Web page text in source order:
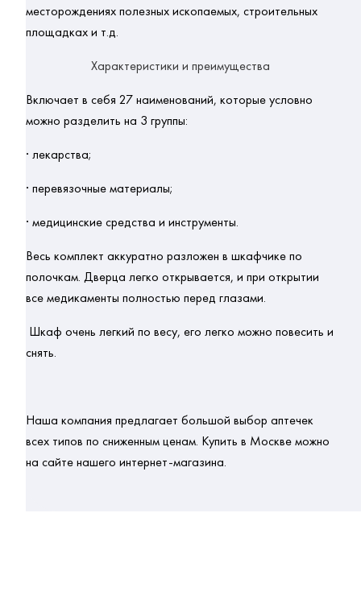
месторождениях полезных ископаемых, строительных
площадках и т.д.
Характеристики и преимущества
Включает в себя 27 наименований, которые условно
можно разделить на 3 группы:
· лекарства;
· перевязочные материалы;
· медицинские средства и инструменты.
Весь комплект аккуратно разложен в шкафчике по
полочкам. Дверца легко открывается, и при открытии
все медикаменты полностью перед глазами.
снять.
Наша компания предлагает большой выбор аптечек
всех типов по сниженным ценам. Купить в Москве можно
на сайте нашего интернет-магазина.